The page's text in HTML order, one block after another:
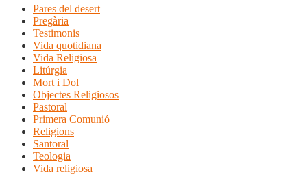
Pares del desert
Pregària
Testimonis
Vida quotidiana
Vida Religiosa
Litúrgia
Mort i Dol
Objectes Religiosos
Pastoral
Primera Comunió
Religions
Santoral
Teologia
Vida religiosa